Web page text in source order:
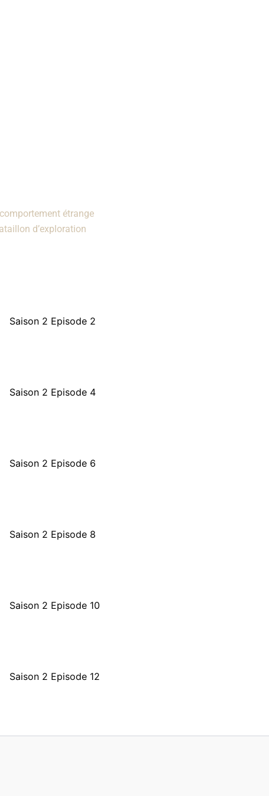
étrange
d’exploration
Saison 2 Episode 2
Saison 2 Episode 4
Saison 2 Episode 6
Saison 2 Episode 8
Saison 2 Episode 10
Saison 2 Episode 12